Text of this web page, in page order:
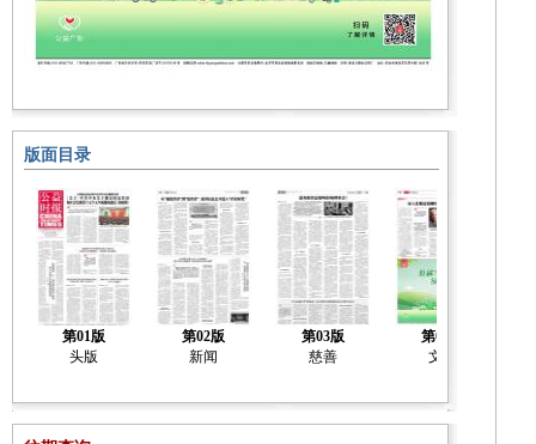
版面目录
第01版
头版
第02版
新闻
第03版
慈善
第04版
文化